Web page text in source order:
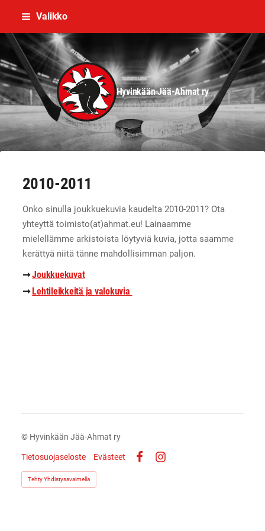
Siirry
sisältöön
Valikko
Hyvinkään Jää-Ahmat ry
2010-2011
Onko sinulla joukkuekuvia kaudelta 2010-2011? Ota
yhteyttä toimisto(at)ahmat.eu! Lainaamme
mielellämme arkistoista löytyviä kuvia, jotta saamme
kerättyä niitä tänne mahdollisimman paljon.
➞Joukkuekuvat
➞Lehtileikkeitä ja valokuvia
© Hyvinkään Jää-Ahmat ry
Tietosuojaseloste
Evästeet
Tehty Yhdistysavaimella